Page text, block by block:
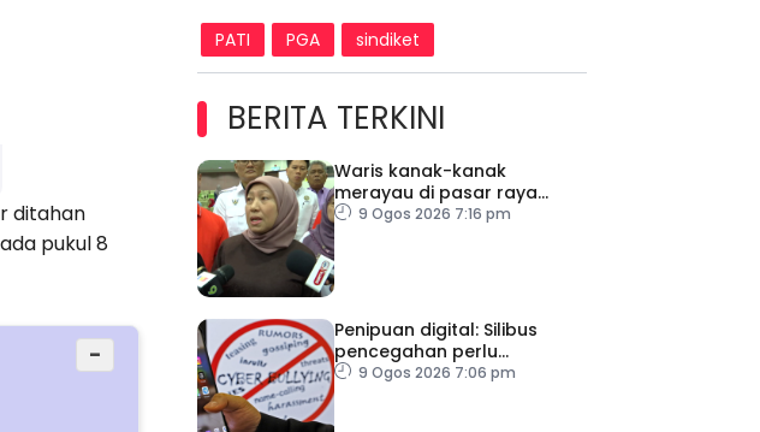
ditahan
pukul 8
−
PATI PGA sindiket
BERITA TERKINI
Waris kanak-kanak
merayau di pasar raya
Terengganu diminta tampil
9 Ogos 2026 7:16 pm
Penipuan digital: Silibus
pencegahan perlu
diperkenalkan – PPIM
9 Ogos 2026 7:06 pm